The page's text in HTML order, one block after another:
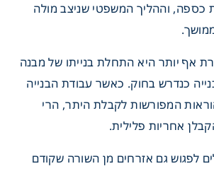
כספה, וההליך המשפטי שניצב מולה
אף יותר היא התחלת בנייתו של מבנה
כנדרש בחוק. כאשר עבודת הבנייה
המפורשות לקבלת היתר, הרי
אחריות פלילית.
לפגוש גם אזרחים מן השורה שקודם